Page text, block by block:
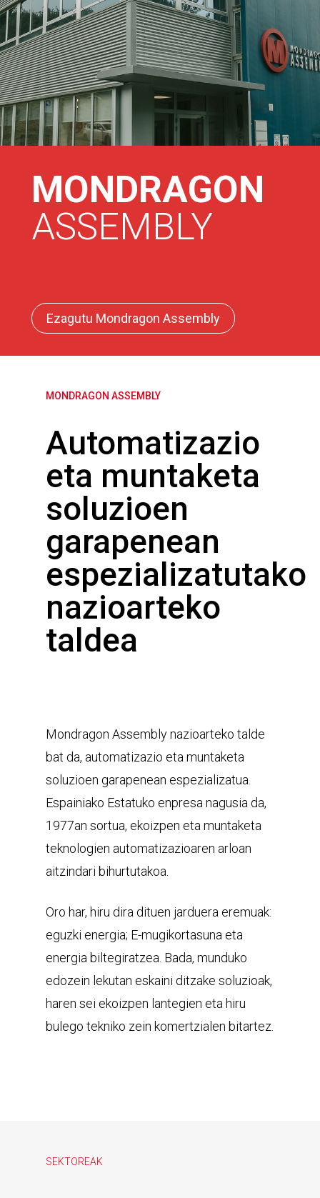
MONDRAGON
ASSEMBLY
Ezagutu Mondragon Assembly
MONDRAGON ASSEMBLY
Automatizazio
eta muntaketa
soluzioen
garapenean
espezializatutako
nazioarteko
taldea
Mondragon Assembly nazioarteko talde
bat da, automatizazio eta muntaketa
soluzioen garapenean espezializatua.
Espainiako Estatuko enpresa nagusia da,
1977an sortua, ekoizpen eta muntaketa
teknologien automatizazioaren arloan
aitzindari bihurtutakoa.
Oro har, hiru dira dituen jarduera eremuak:
eguzki energia; E-mugikortasuna eta
energia biltegiratzea. Bada, munduko
edozein lekutan eskaini ditzake soluzioak,
haren sei ekoizpen lantegien eta hiru
bulego tekniko zein komertzialen bitartez.
SEKTOREAK